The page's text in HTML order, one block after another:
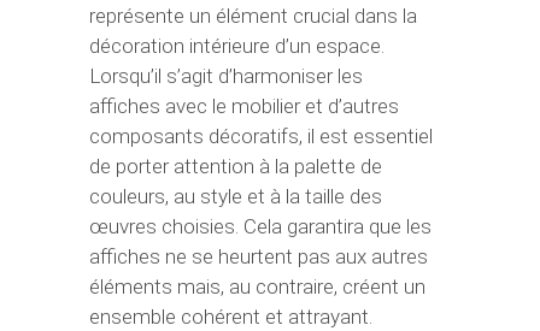
représente un élément crucial dans la
décoration intérieure d’un espace.
Lorsqu’il s’agit d’harmoniser les
affiches avec le mobilier et d’autres
composants décoratifs, il est essentiel
de porter attention à la palette de
couleurs, au style et à la taille des
œuvres choisies. Cela garantira que les
affiches ne se heurtent pas aux autres
éléments mais, au contraire, créent un
ensemble cohérent et attrayant.